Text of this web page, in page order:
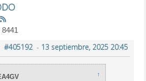
#405192- 13 septiembre, 2025 20:45
↑